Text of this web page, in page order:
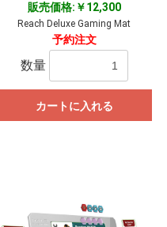
販売価格:￥12,300
Reach Deluxe Gaming Mat
予約注文
数量
カートに入れる